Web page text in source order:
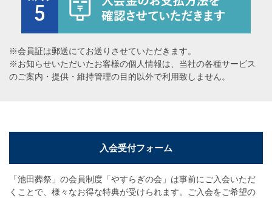
※会員証は郵送にてお送りさせていただきます。
※お知らせいただいたお客様の個人情報は、当社の各種サービス
のご案内・提供・維持管理の目的以外で利用致しません。
入会受付フォーム
「池田葬祭」の会員制度「やすらぎの会」は事前にご入会いただ
くことで、様々なお得な特典が受けられます。ご入会をご希望の